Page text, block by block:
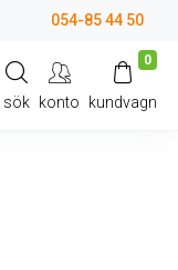
054-85 44 50
sök konto
0
kundvagn